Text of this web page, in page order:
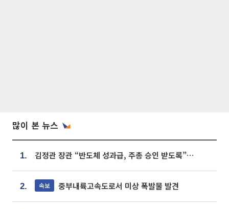
많이 본 뉴스
1. 김정관 장관 “반도체 성과급, 주총 승인 받도록”…상법·자본시장법 개정 시사
2. 속보 중부내륙고속도로서 미상 폭발물 발견